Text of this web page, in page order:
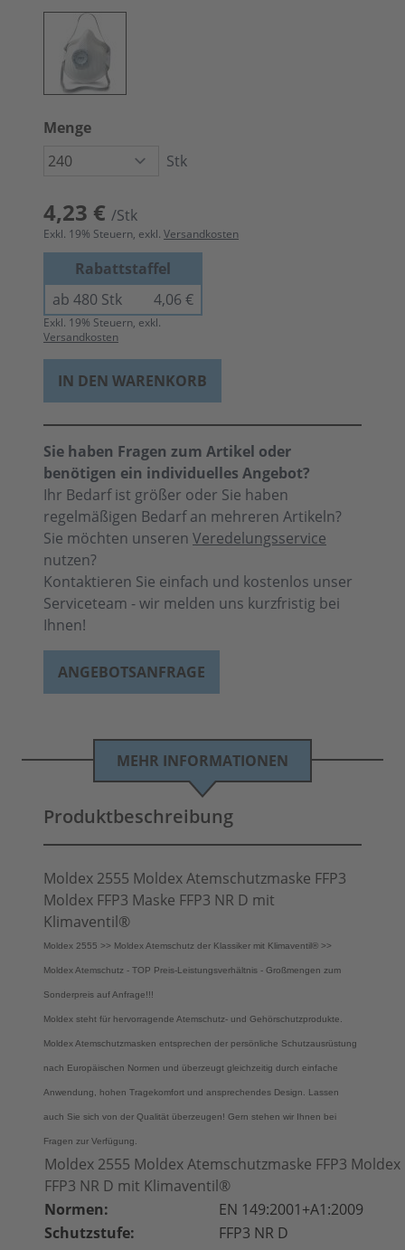
Menge
Stk
4,23 € /Stk
Exkl. 19% Steuern, exkl. Versandkosten
Rabattstaffel
ab 480 Stk
4,06 €
Exkl. 19% Steuern, exkl.
Versandkosten
IN DEN WARENKORB
Sie haben Fragen zum Artikel oder
benötigen ein individuelles Angebot?
Ihr Bedarf ist größer oder Sie haben
regelmäßigen Bedarf an mehreren Artikeln?
Sie möchten unseren Veredelungsservice
nutzen?
Kontaktieren Sie einfach und kostenlos unser
Serviceteam - wir melden uns kurzfristig bei
Ihnen!
ANGEBOTSANFRAGE
MEHR INFORMATIONEN
Produktbeschreibung
Moldex 2555 Moldex Atemschutzmaske FFP3
Moldex FFP3 Maske FFP3 NR D mit
Klimaventil®
Moldex 2555 >> Moldex Atemschutz der Klassiker mit Klimaventil® >>
Moldex Atemschutz - TOP Preis-Leistungsverhältnis - Großmengen zum
Sonderpreis auf Anfrage!!!
Moldex steht für hervorragende Atemschutz- und Gehörschutzprodukte.
Moldex Atemschutzmasken entsprechen der persönliche Schutzausrüstung
nach Europäischen Normen und überzeugt gleichzeitig durch einfache
Anwendung, hohen Tragekomfort und ansprechendes Design. Lassen
auch Sie sich von der Qualität überzeugen! Gern stehen wir Ihnen bei
Fragen zur Verfügung.
Moldex 2555 Moldex Atemschutzmaske FFP3 Moldex
FFP3 NR D mit Klimaventil®
Normen:
EN 149:2001+A1:2009
Schutzstufe:
FFP3 NR D